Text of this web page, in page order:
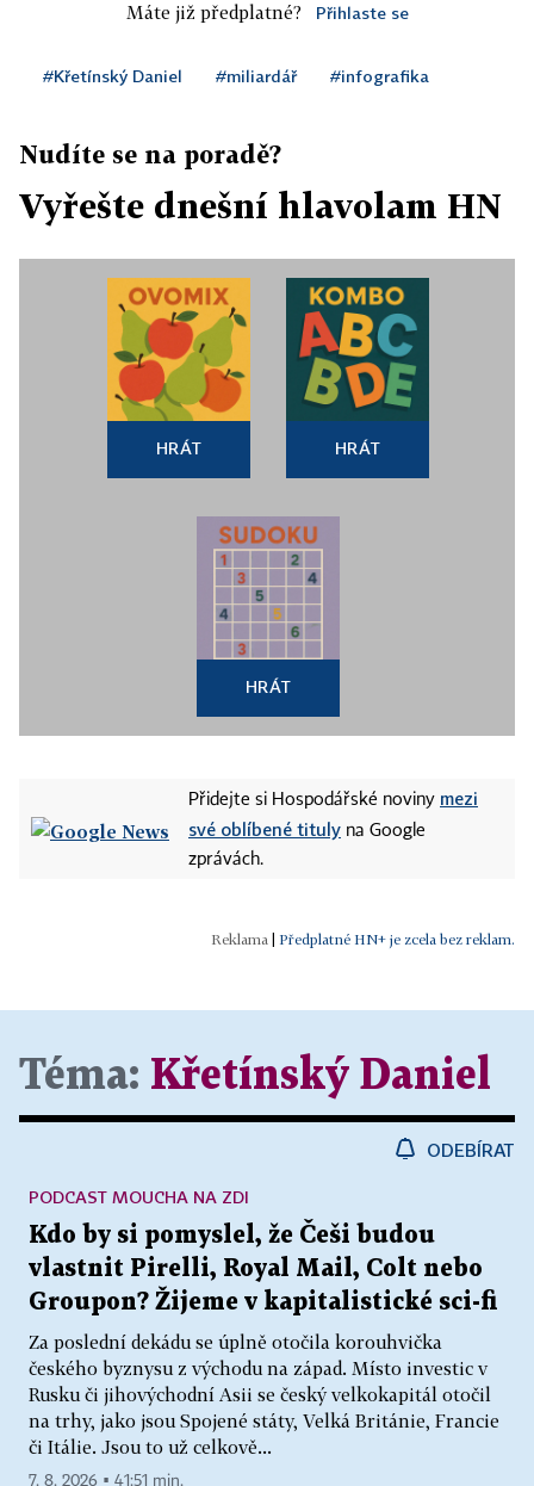
Máte již předplatné? Přihlaste se
#Křetínský Daniel #miliardář #infografika
Nudíte se na poradě?
Vyřešte dnešní hlavolam HN
HRÁT HRÁT
HRÁT
Přidejte si Hospodářské noviny mezi
své oblíbené tituly na Google
zprávách.
Předplatné HN+ je zcela bez reklam.
Téma: Křetínský Daniel
ODEBÍRAT
Kdo by si pomyslel, že Češi budou
vlastnit Pirelli, Royal Mail, Colt nebo
Groupon? Žijeme v kapitalistické sci-fi
Za poslední dekádu se úplně otočila korouhvička
českého byznysu z východu na západ. Místo investic v
Rusku či jihovýchodní Asii se český velkokapitál otočil
na trhy, jako jsou Spojené státy, Velká Británie, Francie
či Itálie. Jsou to už celkově...
PODCAST MOUCHA NA ZDI
7. 8. 2026 ▪ 41:51 min.